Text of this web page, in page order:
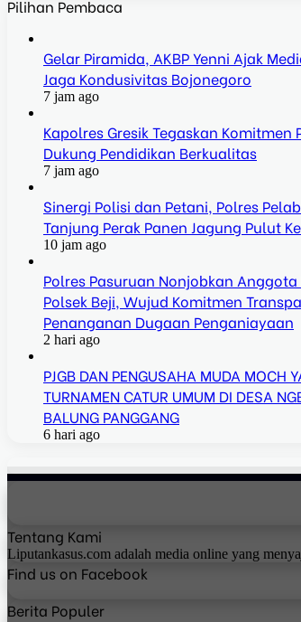
Pilihan Pembaca
Gelar Piramida, AKBP Yenni Ajak
Jaga Kondusivitas Bojonegoro
7 jam ago
Kapolres Gresik Tegaskan Komitmen
Dukung Pendidikan Berkualitas
7 jam ago
Sinergi Polisi dan Petani, Polres
Tanjung Perak Panen Jagung Pulut
10 jam ago
Polres Pasuruan Nonjobkan Anggota
Polsek Beji, Wujud Komitmen
Penanganan Dugaan Penganiayaan
2 hari ago
PJGB DAN PENGUSAHA MUDA MOCH
TURNAMEN CATUR UMUM DI DESA
BALUNG PANGGANG
6 hari ago
Tentang Kami
Liputankasus.com adalah media online yang
Find us on Facebook
Berita Populer